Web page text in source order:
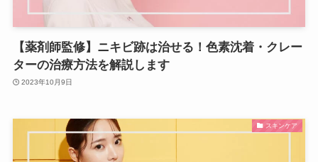
【薬剤師監修】ニキビ跡は治せる！色素沈着・クレー
ターの治療方法を解説します
2023年10月9日
スキンケア